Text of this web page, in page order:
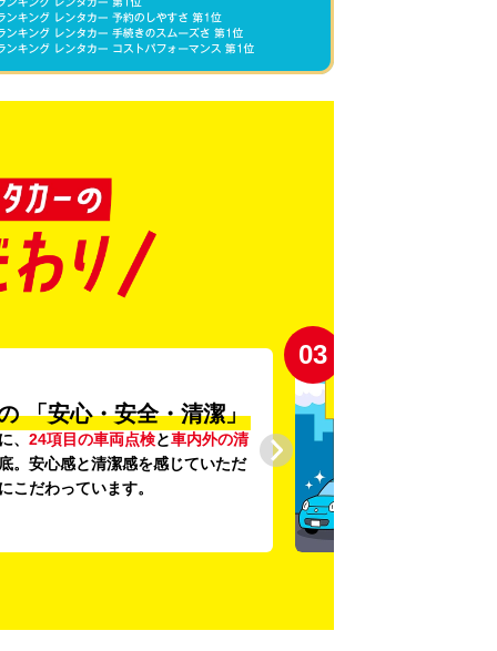
「安心・安全・清潔」
、 24項目の車両点検と車内外の清
。安心感と清潔感を感じていただ
こだわっています。
03